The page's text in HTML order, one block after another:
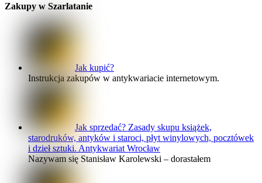
Zakupy w Szarlatanie
Jak kupić?
Instrukcja zakupów w antykwariacie internetowym.
Jak sprzedać? Zasady skupu książek,
starodruków, antyków i staroci, płyt winylowych, pocztówek
i dzieł sztuki. Antykwariat Wrocław
Nazywam się Stanisław Karolewski – dorastałem